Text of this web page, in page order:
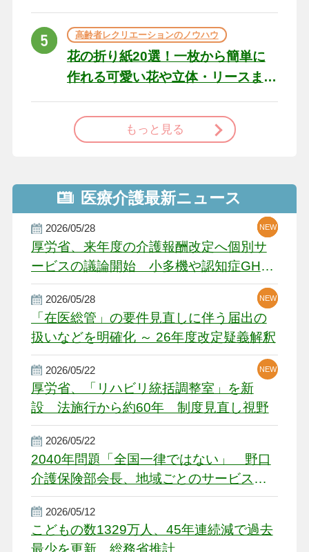
た場合の対処法
高齢者レクリエーションのノウハウ
花の折り紙20選！一枚から簡単に
作れる可愛い花や立体・リースま
で
もっと見る
医療介護最新ニュース
2026/05/28
厚労省、来年度の介護報酬改定へ個別サ
ービスの議論開始 小多機や認知症GH、
厳しい経営環境に危機感
NEW
NEW
NEW
2026/05/28
「在医総管」の要件見直しに伴う届出の
扱いなどを明確化 ～ 26年度改定疑義解釈
NEW
NEW
2026/05/22
厚労省、「リハビリ統括調整室」を新
設 法施行から約60年 制度見直し視野
NEW
2026/05/22
2040年問題「全国一律ではない」 野口
介護保険部会長、地域ごとのサービス基
盤整備を促す
2026/05/12
こどもの数1329万人、45年連続減で過去